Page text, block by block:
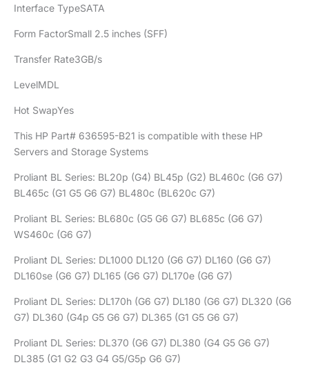
Interface TypeSATA
Form FactorSmall 2.5 inches (SFF)
Transfer Rate3GB/s
LevelMDL
Hot SwapYes
This HP Part# 636595-B21 is compatible with these HP
Servers and Storage Systems
Proliant BL Series: BL20p (G4) BL45p (G2) BL460c (G6 G7)
BL465c (G1 G5 G6 G7) BL480c (BL620c G7)
Proliant BL Series: BL680c (G5 G6 G7) BL685c (G6 G7)
WS460c (G6 G7)
Proliant DL Series: DL1000 DL120 (G6 G7) DL160 (G6 G7)
DL160se (G6 G7) DL165 (G6 G7) DL170e (G6 G7)
Proliant DL Series: DL170h (G6 G7) DL180 (G6 G7) DL320 (G6
G7) DL360 (G4p G5 G6 G7) DL365 (G1 G5 G6 G7)
Proliant DL Series: DL370 (G6 G7) DL380 (G4 G5 G6 G7)
DL385 (G1 G2 G3 G4 G5/G5p G6 G7)